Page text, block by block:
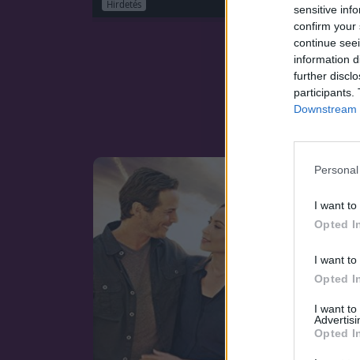
sensitive
confirm your
continue
information
further
participants.
I want to
Opted
I want to
Opted
I want
Opted
Hirdetés